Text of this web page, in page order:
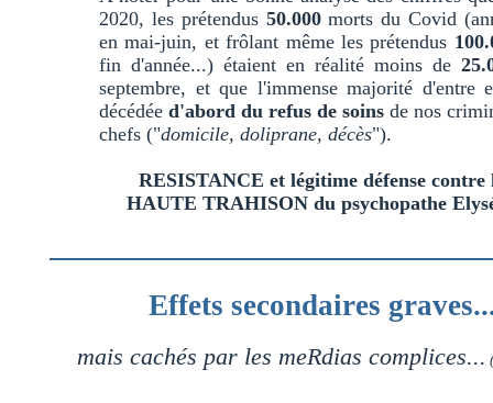
2020, les prétendus 50.000morts du Covid
en mai-juin, et frôlant même les prétendus
fin d'année...) étaient en réalité moins de
septembre, et que l'immense majorité d'entre
décédée d'abord du refus de soins de nos
chefs ("domicile, doliprane, décès").
RESISTANCE et légitime défense contre
HAUTE TRAHISON du psychopathe
Effets secondaires
mais cachés par les meRdias complices...